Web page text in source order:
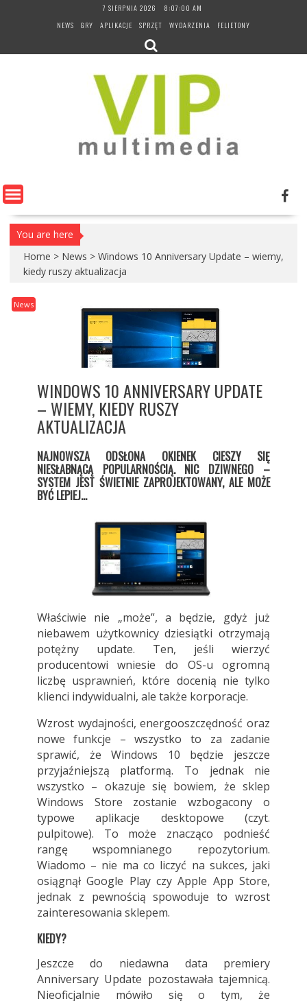
7 SIERPNIA 2026
8:07:01 AM
NEWS
GRY APLIKACJE SPRZĘT WYDARZENIA FELIETONY
You are here
Home > News > Windows 10 Anniversary Update – wiemy,
kiedy ruszy aktualizacja
News
WINDOWS 10 ANNIVERSARY UPDATE
– WIEMY, KIEDY RUSZY
AKTUALIZACJA
NAJNOWSZA ODSŁONA OKIENEK CIESZY SIĘ
NIESŁABNĄCĄ POPULARNOŚCIĄ. NIC DZIWNEGO –
SYSTEM JEST ŚWIETNIE ZAPROJEKTOWANY, ALE MOŻE
BYĆ LEPIEJ…
Właściwie nie „może”, a będzie, gdyż już
niebawem użytkownicy dziesiątki otrzymają
potężny update. Ten, jeśli wierzyć
producentowi wniesie do OS-u ogromną
liczbę usprawnień, które docenią nie tylko
klienci indywidualni, ale także korporacje.
Wzrost wydajności, energooszczędność oraz
nowe funkcje – wszystko to za zadanie
sprawić, że Windows 10 będzie jeszcze
przyjaźniejszą platformą. To jednak nie
wszystko – okazuje się bowiem, że sklep
Windows Store zostanie wzbogacony o
typowe aplikacje desktopowe (czyt.
pulpitowe). To może znacząco podnieść
rangę wspomnianego repozytorium.
Wiadomo – nie ma co liczyć na sukces, jaki
osiągnął Google Play czy Apple App Store,
jednak z pewnością spowoduje to wzrost
zainteresowania sklepem.
KIEDY?
Jeszcze do niedawna data premiery
Anniversary Update pozostawała tajemnicą.
Nieoficjalnie mówiło się o tym, że